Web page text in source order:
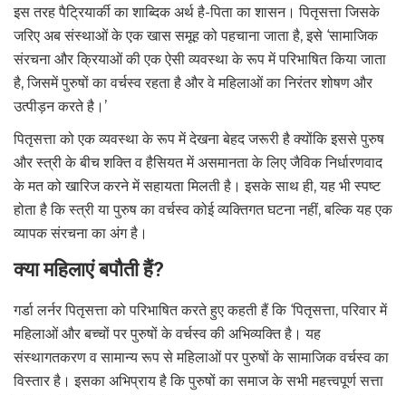
इस तरह पैट्रियार्की का शाब्दिक अर्थ है-पिता का शासन। पितृसत्ता जिसके
जरिए अब संस्थाओं के एक खास समूह को पहचाना जाता है, इसे ‘सामाजिक
संरचना और क्रियाओं की एक ऐसी व्यवस्था के रूप में परिभाषित किया जाता
है, जिसमें पुरुषों का वर्चस्व रहता है और वे महिलाओं का निरंतर शोषण और
उत्पीड़न करते है।’
पितृसत्ता को एक व्यवस्था के रूप में देखना बेहद जरूरी है क्योंकि इससे पुरुष
और स्त्री के बीच शक्ति व हैसियत में असमानता के लिए जैविक निर्धारणवाद
के मत को खारिज करने में सहायता मिलती है। इसके साथ ही, यह भी स्पष्ट
होता है कि स्त्री या पुरुष का वर्चस्व कोई व्यक्तिगत घटना नहीं, बल्कि यह एक
व्यापक संरचना का अंग है।
क्या महिलाएं बपौती हैं?
गर्डा लर्नर पितृसत्ता को परिभाषित करते हुए कहती हैं कि ‘पितृसत्ता, परिवार में
महिलाओं और बच्चों पर पुरुषों के वर्चस्व की अभिव्यक्ति है। यह
संस्थागतकरण व सामान्य रूप से महिलाओं पर पुरुषों के सामाजिक वर्चस्व का
विस्तार है। इसका अभिप्राय है कि पुरुषों का समाज के सभी महत्त्वपूर्ण सत्ता